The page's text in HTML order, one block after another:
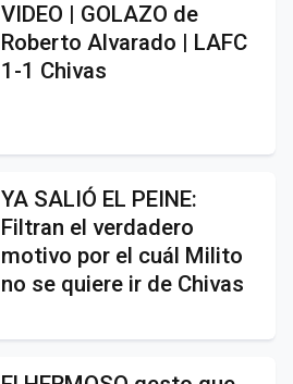
VIDEO | GOLAZO de
Roberto Alvarado | LAFC
1-1 Chivas
YA SALIÓ EL PEINE:
Filtran el verdadero
motivo por el cuál Milito
no se quiere ir de Chivas